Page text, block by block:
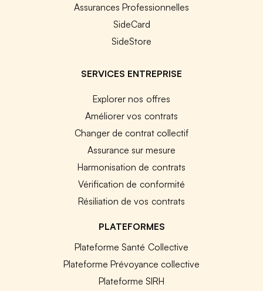
Assurances Professionnelles
SideCard
SideStore
SERVICES ENTREPRISE
Explorer nos offres
Améliorer vos contrats
Changer de contrat collectif
Assurance sur mesure
Harmonisation de contrats
Vérification de conformité
Résiliation de vos contrats
PLATEFORMES
Plateforme Santé Collective
Plateforme Prévoyance collective
Plateforme SIRH